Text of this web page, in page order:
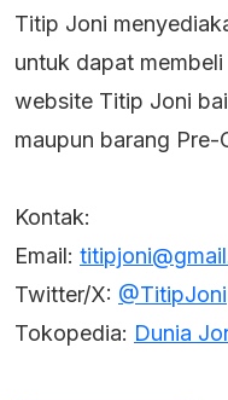
Titip Joni
untuk dapat
website Titip Joni
maupun barang Pre-
Kontak:
Email:
Twitter/X: @TitipJoni
Tokopedia: Dunia